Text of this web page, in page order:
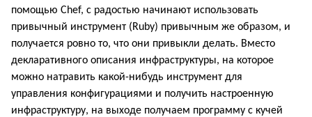
помощью Chef, с радостью начинают использовать
привычный инструмент (Ruby) привычным же образом, и
получается ровно то, что они привыкли делать. Вместо
декларативного описания инфраструктуры, на которое
можно натравить какой-нибудь инструмент для
управления конфигурациями и получить настроенную
инфраструктуру, на выходе получаем программу с кучей